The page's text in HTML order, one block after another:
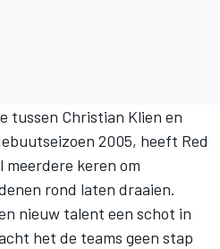
tussen Christian Klien en
2005, heeft Red
meerdere keren om
rond laten draaien.
nieuw talent een schot in
het de teams geen stap